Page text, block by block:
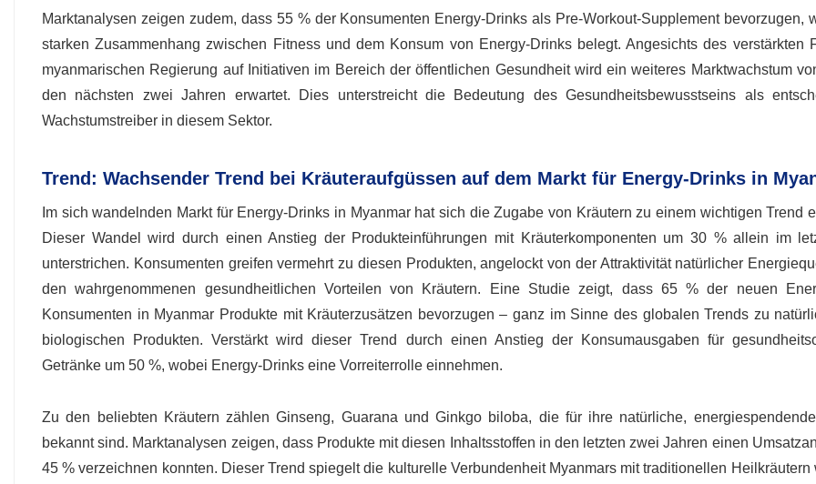
Marktanalysen zeigen zudem, dass 55 % der Konsumenten Energy-Drinks als Pre-Workout-Supplement bevorzugen,
starken Zusammenhang zwischen Fitness und dem Konsum von Energy-Drinks belegt. Angesichts des verstärkten
myanmarischen Regierung auf Initiativen im Bereich der öffentlichen Gesundheit wird ein weiteres Marktwachstum
den nächsten zwei Jahren erwartet. Dies unterstreicht die Bedeutung des Gesundheitsbewusstseins als
Wachstumstreiber in diesem Sektor.
Trend: Wachsender Trend bei Kräuteraufgüssen auf dem Markt für Energy-Drinks in
Im sich wandelnden Markt für Energy-Drinks in Myanmar hat sich die Zugabe von Kräutern zu einem wichtigen Trend
Dieser Wandel wird durch einen Anstieg der Produkteinführungen mit Kräuterkomponenten um 30 % allein im
unterstrichen. Konsumenten greifen vermehrt zu diesen Produkten, angelockt von der Attraktivität natürlicher
den wahrgenommenen gesundheitlichen Vorteilen von Kräutern. Eine Studie zeigt, dass 65 % der neuen
Konsumenten in Myanmar Produkte mit Kräuterzusätzen bevorzugen – ganz im Sinne des globalen Trends zu
biologischen Produkten. Verstärkt wird dieser Trend durch einen Anstieg der Konsumausgaben für
Getränke um 50 %, wobei Energy-Drinks eine Vorreiterrolle einnehmen.
Zu den beliebten Kräutern zählen Ginseng, Guarana und Ginkgo biloba, die für ihre natürliche,
bekannt sind. Marktanalysen zeigen, dass Produkte mit diesen Inhaltsstoffen in den letzten zwei Jahren einen
45 % verzeichnen konnten. Dieser Trend spiegelt die kulturelle Verbundenheit Myanmars mit traditionellen Heilkräutern